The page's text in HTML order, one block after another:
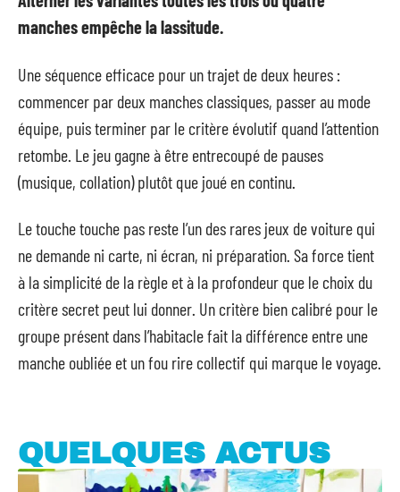
manches empêche la lassitude.
Une séquence efficace pour un trajet de deux heures :
commencer par deux manches classiques, passer au mode
équipe, puis terminer par le critère évolutif quand l’attention
retombe. Le jeu gagne à être entrecoupé de pauses
(musique, collation) plutôt que joué en continu.
Le touche touche pas reste l’un des rares jeux de voiture qui
ne demande ni carte, ni écran, ni préparation. Sa force tient
à la simplicité de la règle et à la profondeur que le choix du
critère secret peut lui donner. Un critère bien calibré pour le
groupe présent dans l’habitacle fait la différence entre une
manche oubliée et un fou rire collectif qui marque le voyage.
QUELQUES ACTUS